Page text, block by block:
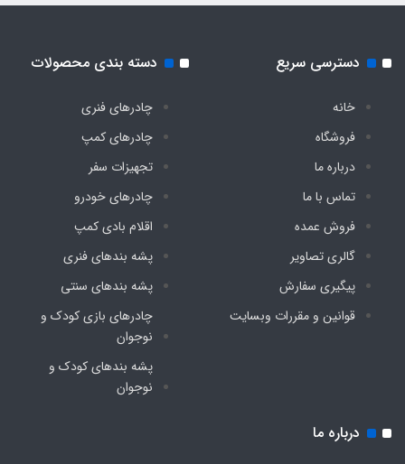
فلزی فنری آسان تاشو با روکش پلاستیکی و نوار
تور حریر زیپدار درب
تور حریر ثابت پنجره
دارد
دسترسی سریع
خانه
فروشگاه
درباره ما
تماس با ما
فروش عمده
گالری تصاویر
پیگیری سفارش
قوانین و مقررات وبسایت
دسته بندی محصولات
چادرهای فنری
چادرهای کمپ
تجهیزات سفر
چادرهای خودرو
اقلام بادی کمپ
پشه‌ بندهای فنری
پشه‌ بندهای سنتی
چادرهای بازی کودک و
نوجوان
پشه‌ بندهای کودک و
نوجوان
درباره ما